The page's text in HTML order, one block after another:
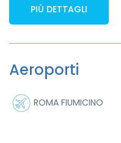
PIÙ DETTAGLI
Aeroporti
ROMA FIUMICINO